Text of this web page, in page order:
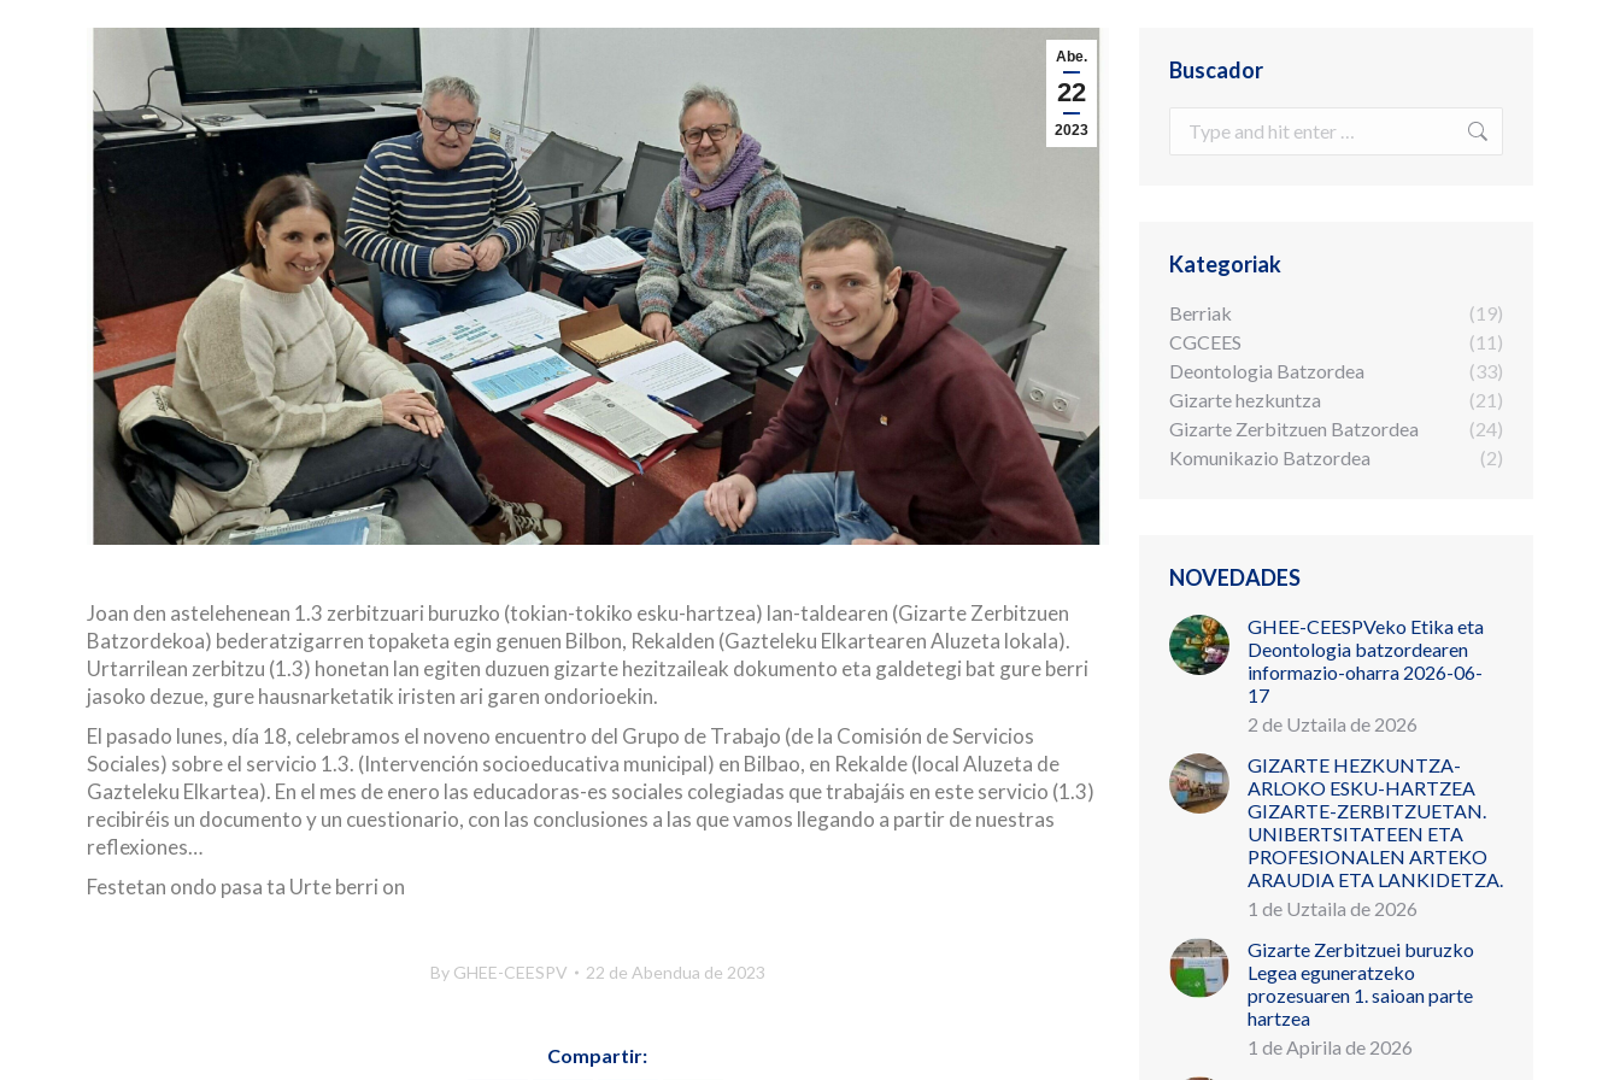
Abe.
22
2023
Joan den astelehenean 1.3 zerbitzuari buruzko (tokian-tokiko esku-hartzea) lan-taldearen (Gizarte Zerbitzuen
Batzordekoa) bederatzigarren topaketa egin genuen Bilbon, Rekalden (Gazteleku Elkartearen Aluzeta lokala).
Urtarrilean zerbitzu (1.3) honetan lan egiten duzuen gizarte hezitzaileak dokumento eta galdetegi bat gure berri
jasoko dezue, gure hausnarketatik iristen ari garen ondorioekin.
El pasado lunes, día 18, celebramos el noveno encuentro del Grupo de Trabajo (de la Comisión de Servicios
Sociales) sobre el servicio 1.3. (Intervención socioeducativa municipal) en Bilbao, en Rekalde (local Aluzeta de
Gazteleku Elkartea). En el mes de enero las educadoras-es sociales colegiadas que trabajáis en este servicio (1.3)
recibiréis un documento y un cuestionario, con las conclusiones a las que vamos llegando a partir de nuestras
reflexiones…
Festetan ondo pasa ta Urte berri on
By GHEE-CEESPV 22 de Abendua de 2023
Compartir:
Buscador
Kategoriak
Berriak
(19)
CGCEES
(11)
Deontologia Batzordea
(33)
Gizarte hezkuntza
(21)
Gizarte Zerbitzuen Batzordea
(24)
Komunikazio Batzordea
(2)
NOVEDADES
GHEE-CEESPVeko Etika eta
Deontologia batzordearen
informazio-oharra 2026-06-
17
2 de Uztaila de 2026
GIZARTE HEZKUNTZA-
ARLOKO ESKU-HARTZEA
GIZARTE-ZERBITZUETAN.
UNIBERTSITATEEN ETA
PROFESIONALEN ARTEKO
ARAUDIA ETA LANKIDETZA.
1 de Uztaila de 2026
Gizarte Zerbitzuei buruzko
Legea eguneratzeko
prozesuaren 1. saioan parte
hartzea
1 de Apirila de 2026